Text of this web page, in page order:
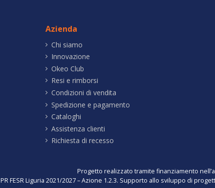
Azienda
Chi siamo
Innovazione
Okeo Club
Resi e rimborsi
Condizioni di vendita
Spedizione e pagamento
Cataloghi
Assistenza clienti
Richiesta di recesso
Progetto realizzato tramite finanziamento
PR FESR Liguria 2021/2027 – Azione 1.2.3. Supporto allo sviluppo di